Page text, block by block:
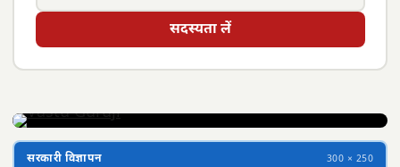
सदस्यता लें
सरकारी विज्ञापन 300 × 250